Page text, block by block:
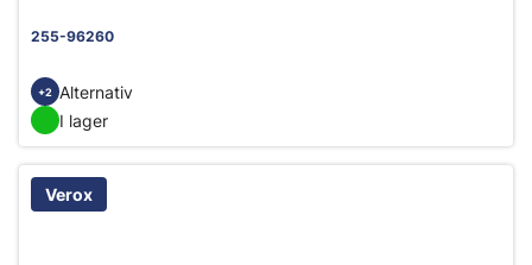
255-96260
+2
Alternativ
I lager
Verox